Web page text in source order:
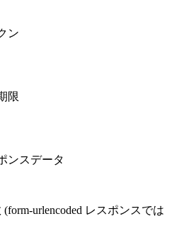
ン
限
ンスデータ
urlencoded レスポンスでは